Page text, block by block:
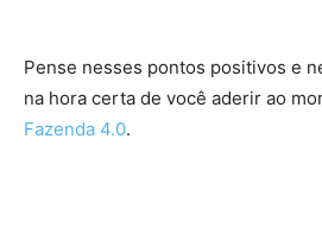
Pense nesses pontos positivos e
na hora certa de você aderir ao
Fazenda 4.0.